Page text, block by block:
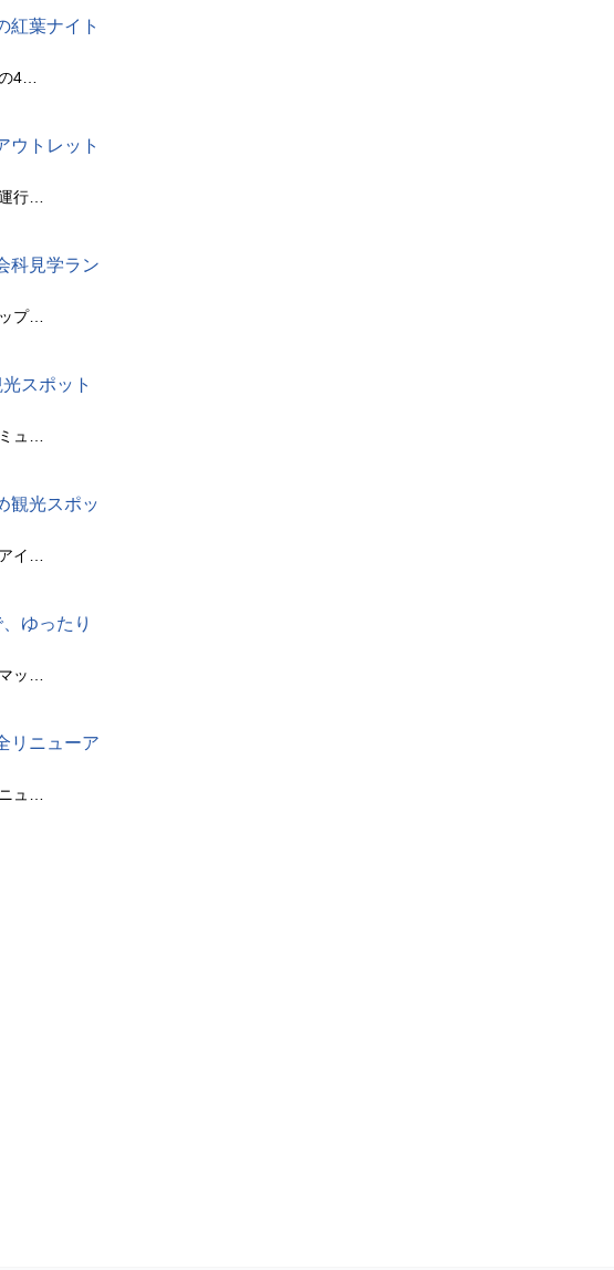
紅葉ナイト
4…
ウトレット
行…
科見学ラン
プ…
スポット
ュ…
観光スポッ
イ…
ゆったり
ッ…
リニューア
ュ…